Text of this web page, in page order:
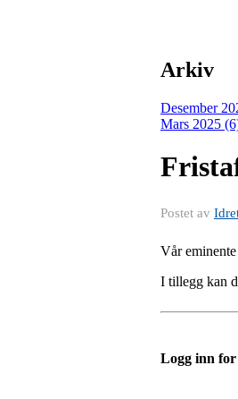
Arkiv
Desember
Mars 2025
Postet av
Vår
I tillegg kan
Logg inn for